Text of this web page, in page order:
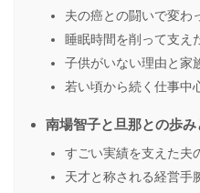
夫の癌との闘いで変わ
睡眠時間を削って支え
子供がいない理由と家
若い頃から続く仕事中
南場智子と旦那との歩
すごい実績を支えた夫
天才と称される経営手